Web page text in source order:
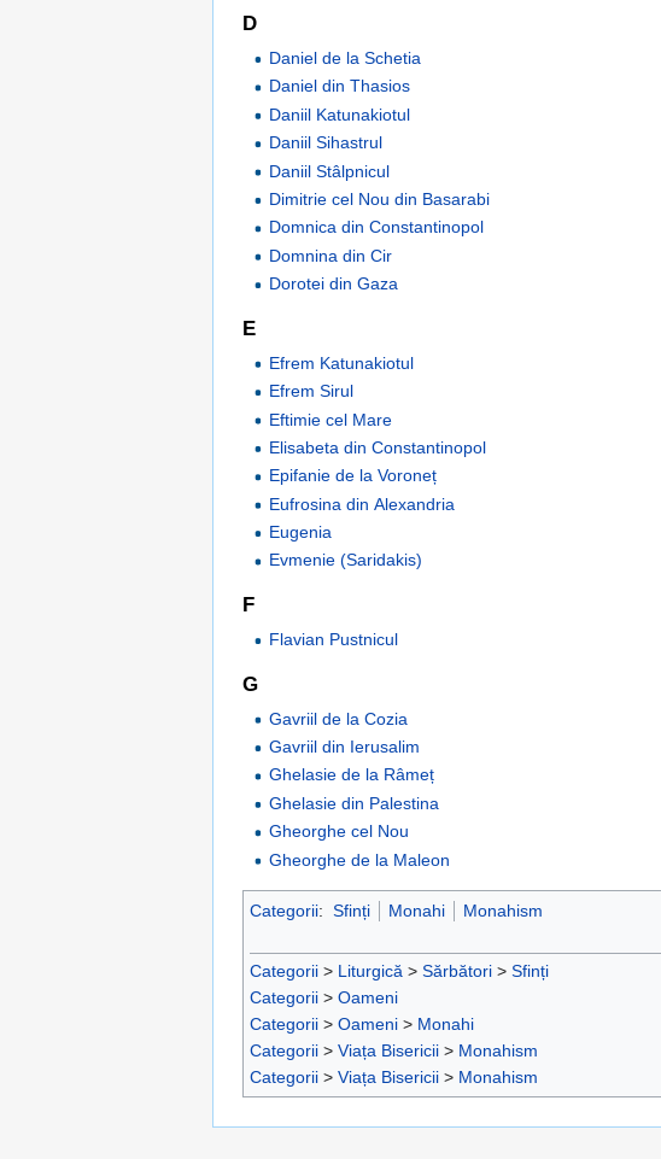
D
Daniel de la Schetia
Daniel din Thasios
Daniil Katunakiotul
Daniil Sihastrul
Daniil Stâlpnicul
Dimitrie cel Nou din Basarabi
Domnica din Constantinopol
Domnina din Cir
Dorotei din Gaza
E
Efrem Katunakiotul
Efrem Sirul
Eftimie cel Mare
Elisabeta din Constantinopol
Epifanie de la Voroneț
Eufrosina din Alexandria
Eugenia
Evmenie (Saridakis)
F
Flavian Pustnicul
G
Gavriil de la Cozia
Gavriil din Ierusalim
Ghelasie de la Râmeț
Ghelasie din Palestina
Gheorghe cel Nou
Gheorghe de la Maleon
Categorii: Sfinți Monahi Monahism
Categorii > Liturgică > Sărbători > Sfinți
Categorii > Oameni
Categorii > Oameni > Monahi
Categorii > Viața Bisericii > Monahism
Categorii > Viața Bisericii > Monahism